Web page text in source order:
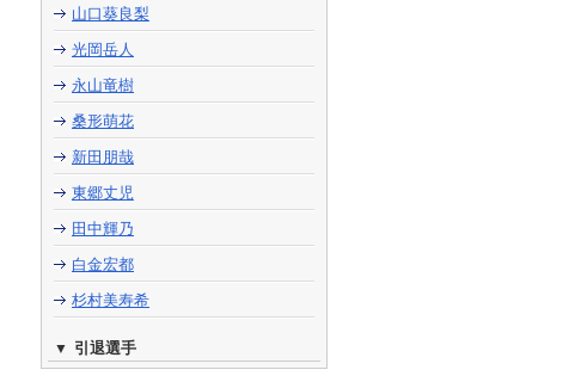
山口葵良梨
光岡岳人
永山竜樹
桑形萌花
新田朋哉
東郷丈児
田中輝乃
白金宏都
杉村美寿希
引退選手